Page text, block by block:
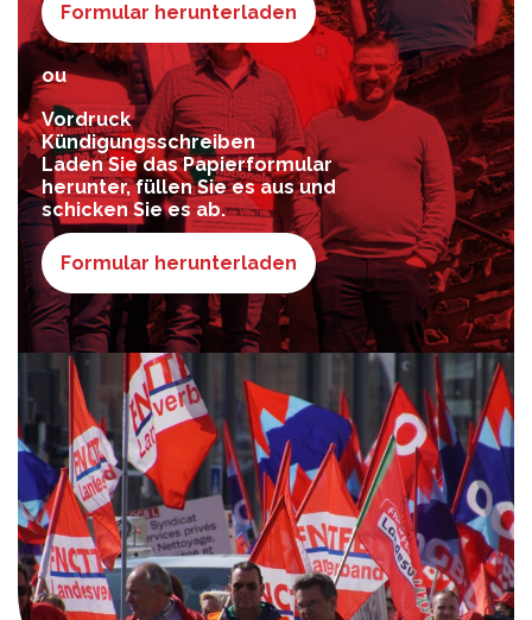
Formular herunterladen
ou
Vordruck
Kündigungsschreiben
Laden Sie das Papierformular
herunter, füllen Sie es aus und
schicken Sie es ab.
Formular herunterladen